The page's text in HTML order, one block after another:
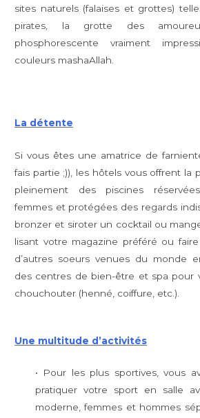
sites naturels (falaises et grottes)
pirates, la grotte des
phosphorescente vraiment
couleurs mashaAllah.
La détente
Si vous êtes une amatrice de
fais partie ;)), les hôtels vous offrent la
pleinement des piscines
femmes et protégées des regards
bronzer et siroter un cocktail ou
lisant votre magazine préféré ou
d’autres soeurs venues du monde
des centres de bien-être et spa pour
chouchouter (henné, coiffure, etc.).
Une multitude d’activités
• Pour les plus sportives, vous
pratiquer votre sport en salle
moderne, femmes et hommes